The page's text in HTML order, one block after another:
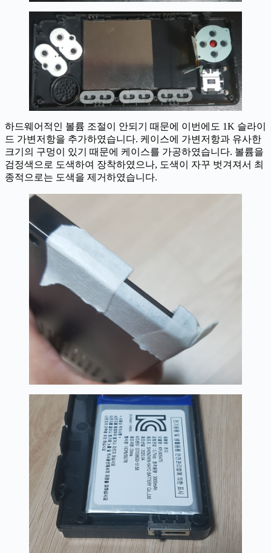
하드웨어적인 볼륨 조절이 안되기 때문에 이번에도 1K 슬라이
드 가변저항을 추가하였습니다. 케이스에 가변저항과 유사한
크기의 구멍이 있기 때문에 케이스를 가공하였습니다. 볼륨을
검정색으로 도색하여 장착하였으나, 도색이 자꾸 벗겨져서 최
종적으로는 도색을 제거하였습니다.